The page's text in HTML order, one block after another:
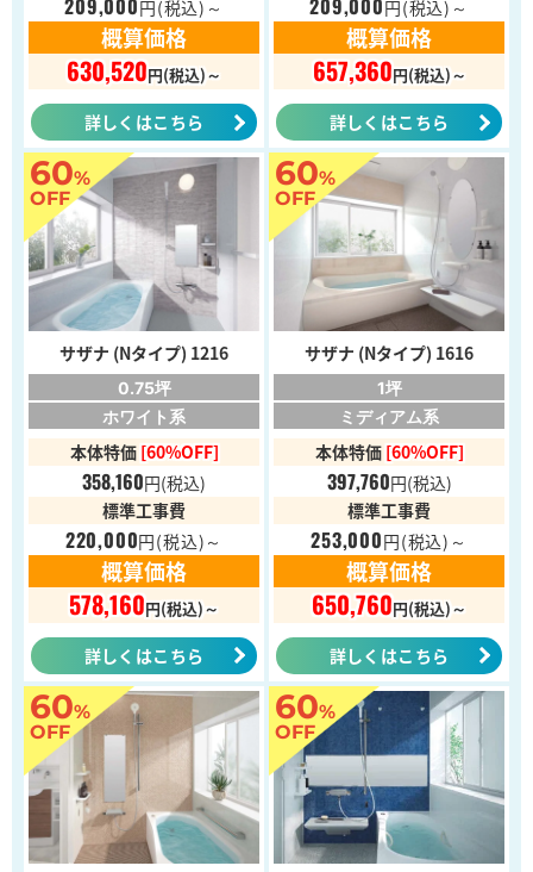
209,000円(税込)～
概算価格
630,520円(税込)～
詳しくはこちら
209,000円(税込)～
概算価格
657,360円(税込)～
詳しくはこちら
60%
OFF
サザナ (Nタイプ) 1216
0.75坪
ホワイト系
本体特価 [60%OFF]
358,160円(税込)
標準工事費
220,000円(税込)～
概算価格
578,160円(税込)～
詳しくはこちら
60%
OFF
サザナ (Nタイプ) 1616
1坪
ミディアム系
本体特価 [60%OFF]
397,760円(税込)
標準工事費
253,000円(税込)～
概算価格
650,760円(税込)～
詳しくはこちら
60%
OFF
60%
OFF